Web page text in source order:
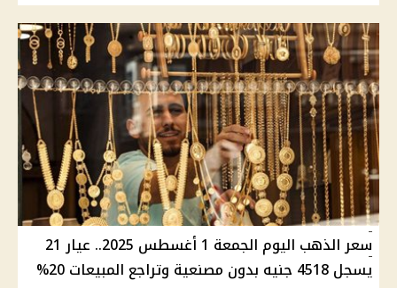
سعر الذهب اليوم الجمعة 1 أغسطس 2025.. عيار 21
يسجل 4518 جنيه بدون مصنعية وتراجع المبيعات 20%